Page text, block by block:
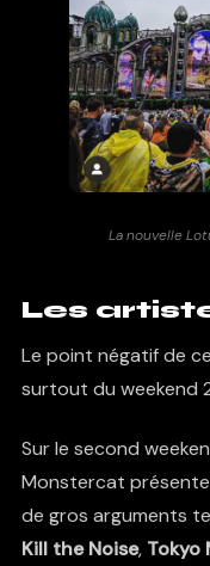
La nouvelle
Les
Le point négatif de
surtout du weekend
Sur le second
Monstercat
de gros arguments
Kill the Noise, Tokyo